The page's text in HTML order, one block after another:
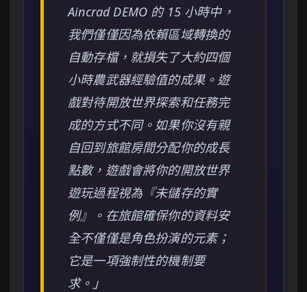
Aincrad DEMO 的 15 小時中，
我們僅僅因為依賴區域轉換的
自動存檔，就損失了大約四個
小時農武器經驗值的成果。遊
戲對待開放世界探索和任務完
成的方式不同。如果你沒有親
自回到旅館房間分配你的成長
點數，遊戲會將你的開放世界
遊玩過程視為『未儲存的實
例』。在旅館確保你的資料安
全不僅僅是角色扮演的元素；
它是一項強制性的機制要
求。」